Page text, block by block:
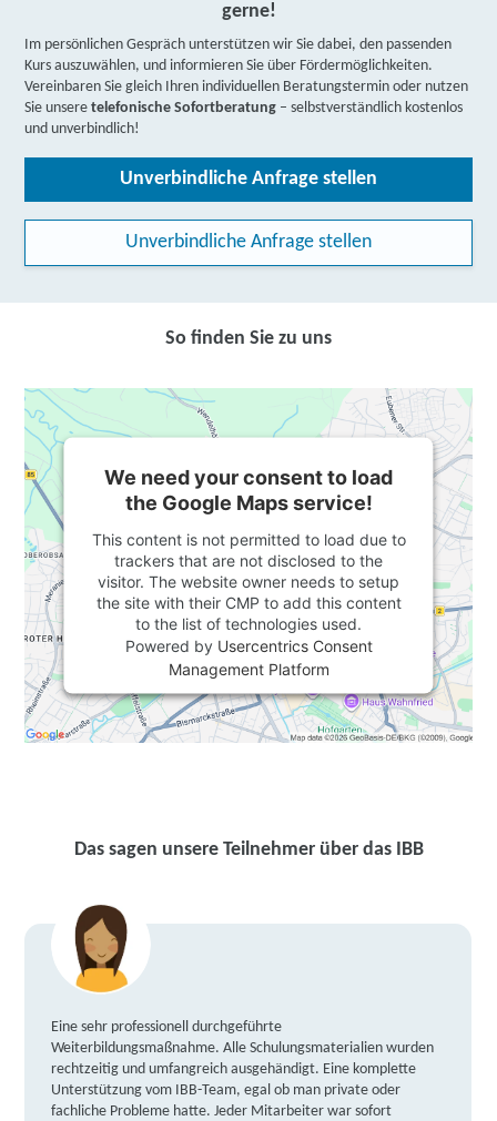
gerne!
Im persönlichen Gespräch unterstützen wir Sie dabei, den passenden
Kurs auszuwählen, und informieren Sie über Fördermöglichkeiten.
Vereinbaren Sie gleich Ihren individuellen Beratungstermin oder nutzen
Sie unseretelefonische Sofortberatung – selbstverständlich kostenlos
und unverbindlich!
Unverbindliche Anfrage stellen
Unverbindliche Anfrage stellen
So finden Sie zu uns
We need your consent to load
the Google Maps service!
This content is not permitted to load due to
trackers that are not disclosed to the
visitor. The website owner needs to setup
the site with their CMP to add this content
to the list of technologies used.
Powered by Usercentrics Consent
Management Platform
Das sagen unsere Teilnehmer über das IBB
Eine sehr professionell durchgeführte
Weiterbildungsmaßnahme. Alle Schulungsmaterialien wurden
rechtzeitig und umfangreich ausgehändigt. Eine komplette
Unterstützung vom IBB-Team, egal ob man private oder
fachliche Probleme hatte. Jeder Mitarbeiter war sofort